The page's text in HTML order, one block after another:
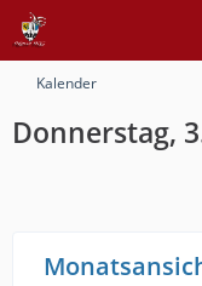
Kalender
Donnerstag,